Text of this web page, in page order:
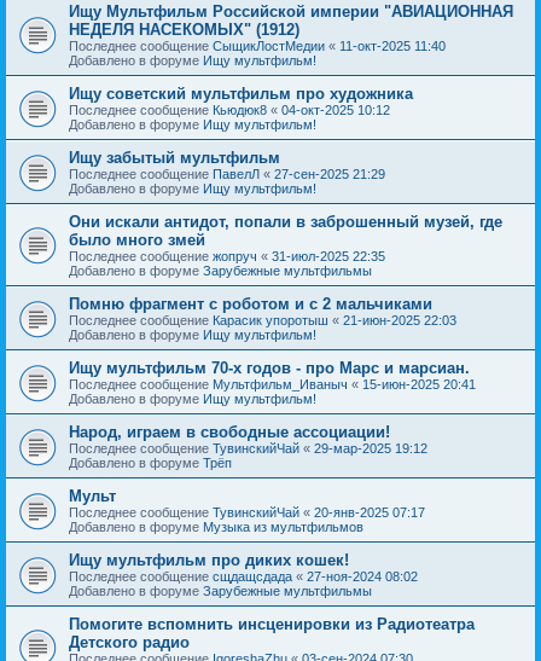
Ищу Мультфильм Российской империи "АВИАЦИОННАЯ
НЕДЕЛЯ НАСЕКОМЫХ" (1912)
Последнее сообщение СыщикЛостМедии « 11-окт-2025 11:40
Добавлено в форуме Ищу мультфильм!
Ищу советский мультфильм про художника
Последнее сообщение Кьюдюк8 « 04-окт-2025 10:12
Добавлено в форуме Ищу мультфильм!
Ищу забытый мультфильм
Последнее сообщение ПавелЛ « 27-сен-2025 21:29
Добавлено в форуме Ищу мультфильм!
Они искали антидот, попали в заброшенный музей, где
было много змей
Последнее сообщение жопруч « 31-июл-2025 22:35
Добавлено в форуме Зарубежные мультфильмы
Помню фрагмент с роботом и с 2 мальчиками
Последнее сообщение Карасик упоротыш « 21-июн-2025 22:03
Добавлено в форуме Ищу мультфильм!
Ищу мультфильм 70-х годов - про Марс и марсиан.
Последнее сообщение Мультфильм_Иваныч « 15-июн-2025 20:41
Добавлено в форуме Ищу мультфильм!
Народ, играем в свободные ассоциации!
Последнее сообщение ТувинскийЧай « 29-мар-2025 19:12
Добавлено в форуме Трёп
Мульт
Последнее сообщение ТувинскийЧай « 20-янв-2025 07:17
Добавлено в форуме Музыка из мультфильмов
Ищу мультфильм про диких кошек!
Последнее сообщение сщдащсдада « 27-ноя-2024 08:02
Добавлено в форуме Зарубежные мультфильмы
Помогите вспомнить инсценировки из Радиотеатра
Детского радио
Последнее сообщение IgoreshaZhu « 03-сен-2024 07:30